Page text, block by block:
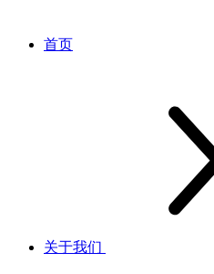
首页
关于我们